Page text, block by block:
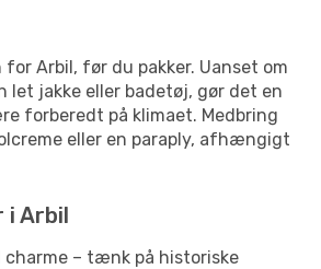
Arbil, før du pakker. Uanset om
let jakke eller badetøj, gør det en
forberedt på klimaet. Medbring
eller en paraply, afhængigt
i Arbil
– tænk på historiske